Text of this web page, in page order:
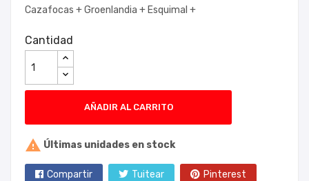
Cazafocas +Groenlandia + Esquimal +
Cantidad
AÑADIR AL CARRITO
 Últimas unidades en stock
Compartir Tuitear Pinterest